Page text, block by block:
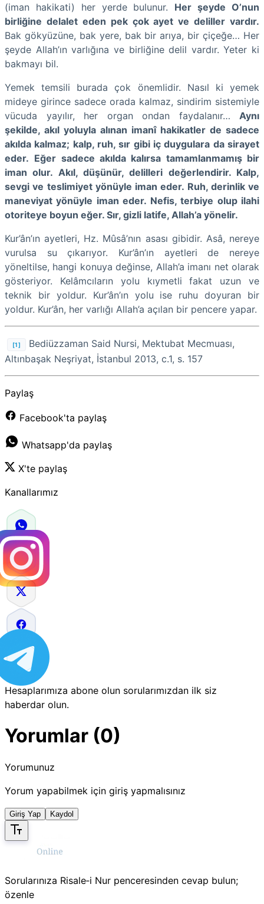
(iman hakikati) her yerde bulunur. Her şeyde O’nun
birliğine delalet eden pek çok ayet ve deliller vardır.
Bak gökyüzüne, bak yere, bak bir arıya, bir çiçeğe… Her
şeyde Allah’ın varlığına ve birliğine delil vardır. Yeter ki
bakmayı bil.
Yemek temsili burada çok önemlidir. Nasıl ki yemek
mideye girince sadece orada kalmaz, sindirim sistemiyle
vücuda yayılır, her organ ondan faydalanır… Aynı
şekilde, akıl yoluyla alınan imanî hakikatler de sadece
akılda kalmaz; kalp, ruh, sır gibi iç duygulara da sirayet
eder. Eğer sadece akılda kalırsa tamamlanmamış bir
iman olur. Akıl, düşünür, delilleri değerlendirir. Kalp,
sevgi ve teslimiyet yönüyle iman eder. Ruh, derinlik ve
maneviyat yönüyle iman eder. Nefis, terbiye olup ilahi
otoriteye boyun eğer. Sır, gizli latife, Allah’a yönelir.
Kur’ân’ın ayetleri, Hz. Mûsâ’nın asası gibidir. Asâ, nereye
vurulsa su çıkarıyor. Kur’ân’ın ayetleri de nereye
yöneltilse, hangi konuya değinse, Allah’a imanı net olarak
gösteriyor. Kelâmcıların yolu kıymetli fakat uzun ve
teknik bir yoldur. Kur’ân’ın yolu ise ruhu doyuran bir
yoldur. Kur’ân, her varlığı Allah’a açılan bir pencere yapar.
[1]
Bediüzzaman Said Nursi, Mektubat Mecmuası,
Altınbaşak Neşriyat, İstanbul 2013, c.1, s. 157
Paylaş
Facebook'ta paylaş
Whatsapp'da paylaş
X'te paylaş
Kanallarımız
Hesaplarımıza abone olun sorularımızdan ilk siz
haberdar olun.
Yorumlar (0)
Yorumunuz
Yorum yapabilmek için giriş yapmalısınız
Giriş Yap Kaydol
Sorularınıza Risale‑i Nur penceresinden cevap bulun;
özenle